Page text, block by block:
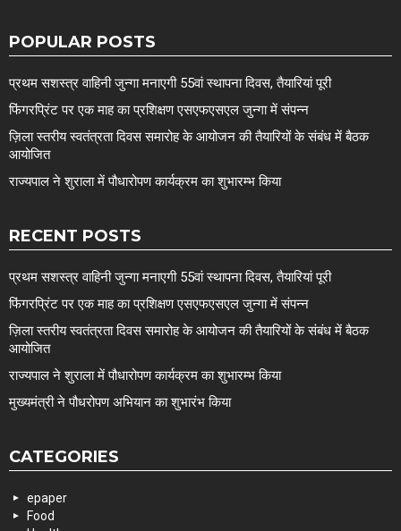
POPULAR POSTS
प्रथम सशस्त्र वाहिनी जुन्गा मनाएगी 55वां स्थापना दिवस, तैयारियां पूरी
फिंगरप्रिंट पर एक माह का प्रशिक्षण एसएफएसएल जुन्गा में संपन्न
ज़िला स्तरीय स्वतंत्रता दिवस समारोह के आयोजन की तैयारियों के संबंध में बैठक
आयोजित
राज्यपाल ने शुराला में पौधारोपण कार्यक्रम का शुभारम्भ किया
RECENT POSTS
प्रथम सशस्त्र वाहिनी जुन्गा मनाएगी 55वां स्थापना दिवस, तैयारियां पूरी
फिंगरप्रिंट पर एक माह का प्रशिक्षण एसएफएसएल जुन्गा में संपन्न
ज़िला स्तरीय स्वतंत्रता दिवस समारोह के आयोजन की तैयारियों के संबंध में बैठक
आयोजित
राज्यपाल ने शुराला में पौधारोपण कार्यक्रम का शुभारम्भ किया
मुख्यमंत्री ने पौधरोपण अभियान का शुभारंभ किया
CATEGORIES
epaper
Food